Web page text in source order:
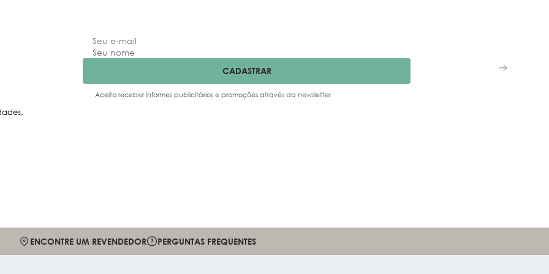
CADASTRAR
Aceito receber informes publicitários e promoções através da newsletter.
ENCONTRE UM REVENDEDOR PERGUNTAS FREQUENTES